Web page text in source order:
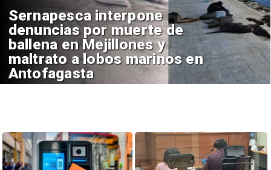
Sernapesca interpone
denuncias por muerte de
ballena en Mejillones y
maltrato a lobos marinos en
Antofagasta